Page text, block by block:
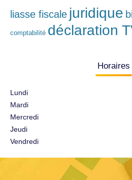
liasse fiscale juridique
comptabilité déclaration
Horaires
Lundi
Mardi
Mercredi
Jeudi
Vendredi